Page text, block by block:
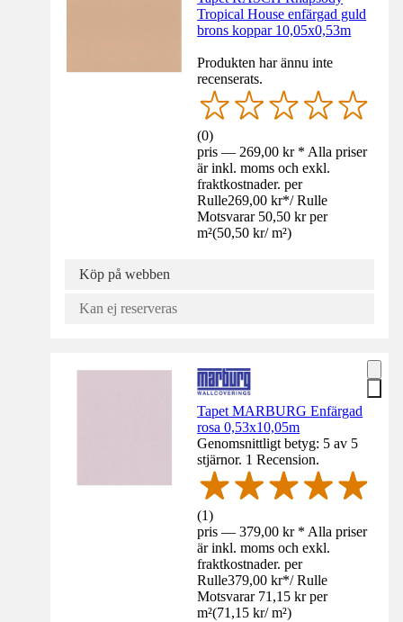
Tropical House enfärgad guld
brons koppar 10,05x0,53m
Produkten har ännu inte
recenserats.
(0)
pris — 269,00 kr * Alla priser
är inkl. moms och exkl.
fraktkostnader. per
Rulle269,00 kr*/ Rulle
Motsvarar 50,50 kr per
m²(50,50 kr/ m²)
Köp på webben
Kan ej reserveras
Tapet MARBURG Enfärgad
rosa 0,53x10,05m
Genomsnittligt betyg: 5 av 5
stjärnor. 1 Recension.
(1)
pris — 379,00 kr * Alla priser
är inkl. moms och exkl.
fraktkostnader. per
Rulle379,00 kr*/ Rulle
Motsvarar 71,15 kr per
m²(71,15 kr/ m²)